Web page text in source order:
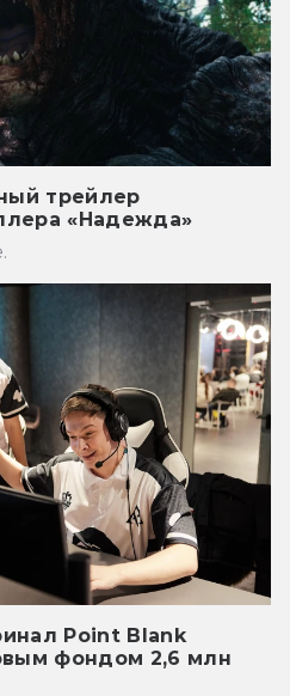
трейлер
«Надежда»
Point Blank
фондом 2,6 млн